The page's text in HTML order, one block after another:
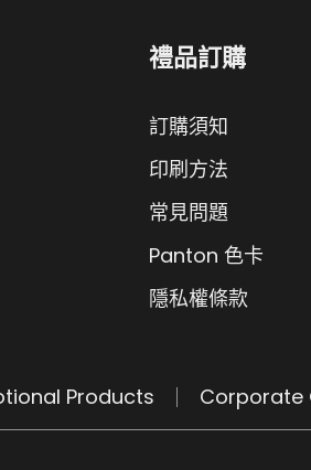
禮品訂購
訂購須知
印刷方法
常見問題
Panton 色卡
隱私權條款
Products Corporate